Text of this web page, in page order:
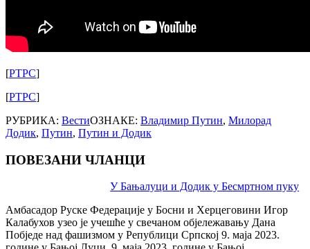
[РТРС]
[РТРС]
РУБРИКА: ВестиОЗНАКЕ: Владимир Путин, Милорад
Додик, Путин, Путин и Додик
ПОВЕЗАНИ ЧЛАНЦИ
У Бањалуци и Додик у Бесмртном пуку
Амбасадор Руске Федерације у Босни и Херцеговини Игор
Калабухов узео је учешће у свечаном објележавању Дана
Побједе над фашизмом у Републици Српској 9. маја 2023.
navigation